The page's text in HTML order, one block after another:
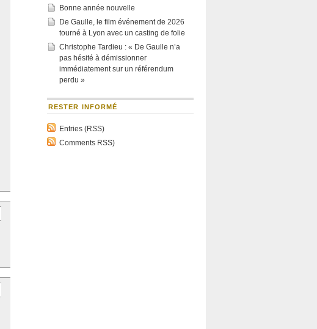
Bonne année nouvelle
De Gaulle, le film événement de 2026
tourné à Lyon avec un casting de folie
Christophe Tardieu : « De Gaulle n’a
pas hésité à démissionner
immédiatement sur un référendum
perdu »
RESTER INFORMÉ
Entries (RSS)
Comments RSS)